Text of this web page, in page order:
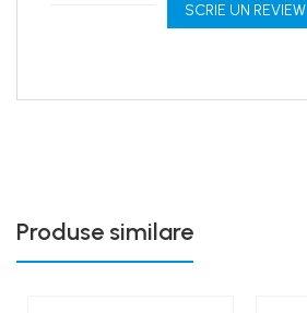
SCRIE UN REVIEW
Produse similare